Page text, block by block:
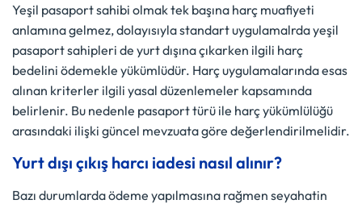
Yeşil pasaport sahibi olmak tek başına harç muafiyeti
anlamına gelmez, dolayısıyla standart uygulamalrda yeşil
pasaport sahipleri de yurt dışına çıkarken ilgili harç
bedelini ödemekle yükümlüdür. Harç uygulamalarında esas
alınan kriterler ilgili yasal düzenlemeler kapsamında
belirlenir. Bu nedenle pasaport türü ile harç yükümlülüğü
arasındaki ilişki güncel mevzuata göre değerlendirilmelidir.
Yurt dışı çıkış harcı iadesi nasıl alınır?
Bazı durumlarda ödeme yapılmasına rağmen seyahatin